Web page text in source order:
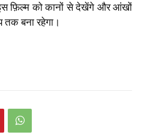
फ़िल्म को कानों से देखेंगे और आंखों
बना रहेगा।